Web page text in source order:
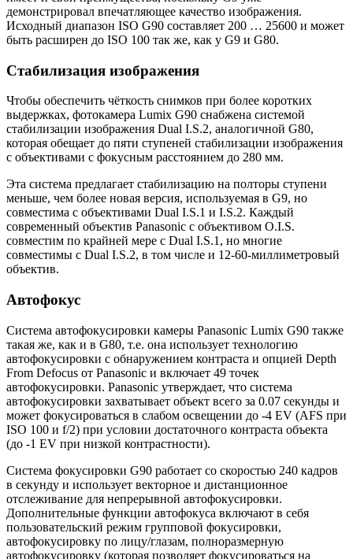
демонстрировал впечатляющее качество изображения.
Исходный диапазон ISO G90 составляет 200 … 25600 и может
быть расширен до ISO 100 так же, как у G9 и G80.
Стабилизация изображения
Чтобы обеспечить чёткость снимков при более коротких
выдержках, фотокамера Lumix G90 снабжена системой
стабилизации изображения Dual I.S.2, аналогичной G80,
которая обещает до пяти ступеней стабилизации изображения
с объективами с фокусным расстоянием до 280 мм.
Эта система предлагает стабилизацию на полторы ступени
меньше, чем более новая версия, используемая в G9, но
совместима с объективами Dual I.S.1 и I.S.2. Каждый
современный объектив Panasonic с объективом O.I.S.
совместим по крайней мере с Dual I.S.1, но многие
совместимы с Dual I.S.2, в том числе и 12-60-миллиметровый
объектив.
Автофокус
Система автофокусировки камеры Panasonic Lumix G90 также
такая же, как и в G80, т.е. она использует технологию
автофокусировки с обнаружением контраста и опцией Depth
From Defocus от Panasonic и включает 49 точек
автофокусировки. Panasonic утверждает, что система
автофокусировки захватывает объект всего за 0.07 секунды и
может фокусироваться в слабом освещении до -4 EV (AFS при
ISO 100 и f/2) при условии достаточного контраста объекта
(до -1 EV при низкой контрастности).
Система фокусировки G90 работает со скоростью 240 кадров
в секунду и использует векторное и дистанционное
отслеживание для непрерывной автофокусировки.
Дополнительные функции автофокуса включают в себя
пользовательский режим групповой фокусировки,
автофокусировку по лицу/глазам, полноразмерную
автофокусировку (которая позволяет фокусироваться на